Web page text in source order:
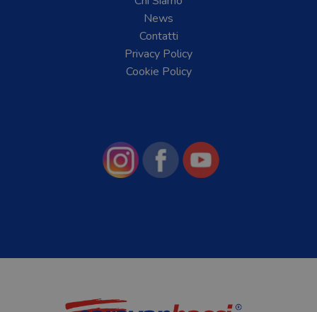
News
Contatti
Privacy Policy
Cookie Policy